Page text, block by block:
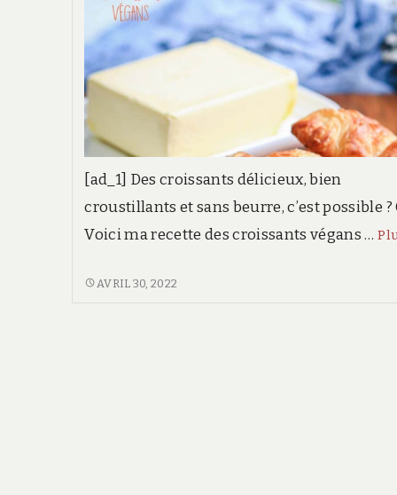
[ad_1] Des croissants délicieux, bien
croustillants et sans beurre, c’est possible ?
Voici ma recette des croissants végans …
ILAVRIL 30, 2022